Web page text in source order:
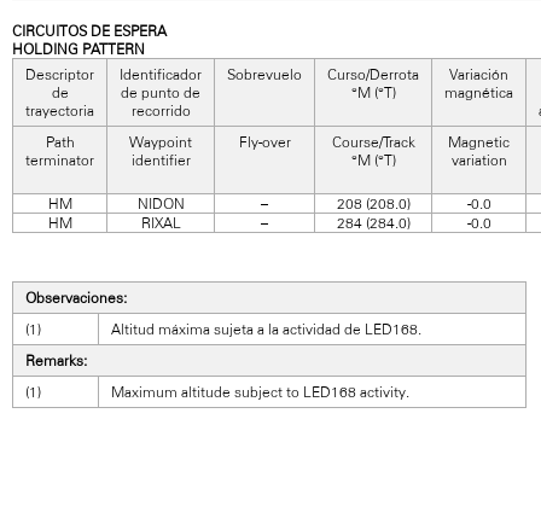
CIRCUITOS DE ESPERA
HOLDING PATTERN
Descriptor
de
trayectoria
Identificador
de punto de
recorrido
Sobrevuelo
Curso/Derrota
°M (°T)
Variación
magnética
Path
terminator
Waypoint
identifier
Fly-over
Course/Track
°M (°T)
Magnetic
variation
HM NIDON – 208 (208.0)
-0.0
HM
RIXAL – 284 (284.0) -0.0
Observaciones:
(1)
Altitud máxima sujeta a la actividad de LED168.
Remarks:
(1)
Maximum altitude subject to LED168 activity.